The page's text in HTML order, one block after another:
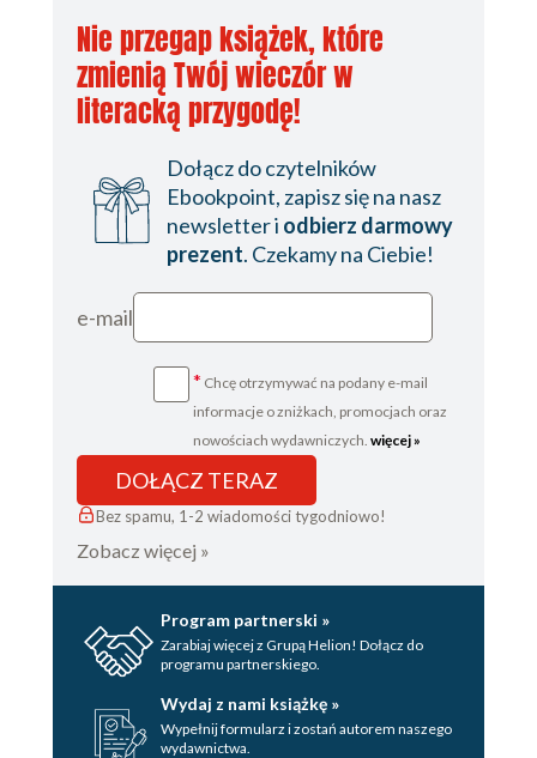
Nie przegap książek, które
zmienią Twój wieczór w
literacką przygodę!
Dołącz do czytelników
Ebookpoint, zapisz się na nasz
newsletter i odbierz darmowy
prezent. Czekamy na Ciebie!
e-mail
* Chcę otrzymywać na podany e-mail
informacje o zniżkach, promocjach oraz
nowościach wydawniczych. więcej »
DOŁĄCZ TERAZ
Bez spamu, 1-2 wiadomości tygodniowo!
Zobacz więcej »
Program partnerski »
Zarabiaj więcej z Grupą Helion! Dołącz do
programu partnerskiego.
Wydaj z nami książkę »
Wypełnij formularz i zostań autorem naszego
wydawnictwa.